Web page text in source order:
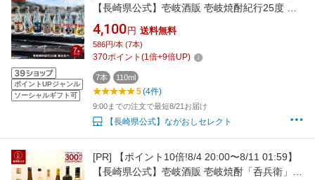
ポイントUPジャンル
ソーシャルギフト可
【長崎県公式】壱岐酒販 壱岐焼酎紀行25度 飲
み比べ7本セット（110ml×7本） | 米寿 お祝い
焼酎 父の日ギフト 麦 焼酎 プレゼント 母の日
麦飲み比べセット 飲み比べセット プレゼント
4,100 円 送料無料
586円/本 (7本)
370ポイント (1倍+9倍UP)
7本 110ml
5(4件)
9:00までの注文で最短8/21お届け
【長崎県公式】ながおしセレクト
[PR]
【ポイント10倍!8/4 20:00〜8/11 01:59】
【長崎県公式】壱岐酒販 壱岐焼酎「呑兵衛」セ